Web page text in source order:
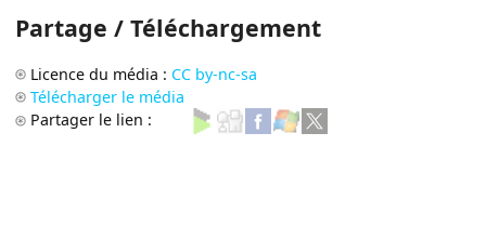
Partage / Téléchargement
Licence du média : CC by-nc-sa
Télécharger le média
Partager le lien :